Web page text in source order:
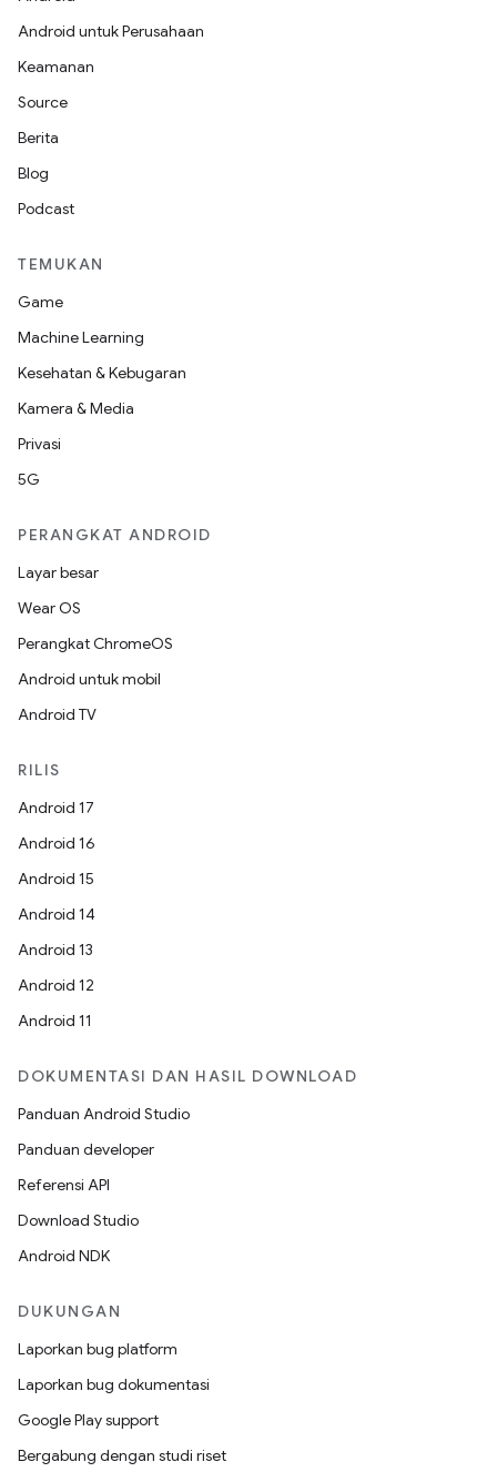
Android untuk Perusahaan
Keamanan
Source
Berita
Blog
Podcast
TEMUKAN
Game
Machine Learning
Kesehatan & Kebugaran
Kamera & Media
Privasi
5G
PERANGKAT ANDROID
Layar besar
Wear OS
Perangkat ChromeOS
Android untuk mobil
Android TV
RILIS
Android 17
Android 16
Android 15
Android 14
Android 13
Android 12
Android 11
DOKUMENTASI DAN HASIL DOWNLOAD
Panduan Android Studio
Panduan developer
Referensi API
Download Studio
Android NDK
DUKUNGAN
Laporkan bug platform
Laporkan bug dokumentasi
Google Play support
Bergabung dengan studi riset